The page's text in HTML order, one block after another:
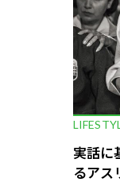
実話に
るアス